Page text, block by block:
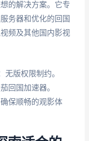
的解决方案。它专
务器和优化的回国
频及其他国内影视
无版权限制约。
回国加速器。
保顺畅的观影体